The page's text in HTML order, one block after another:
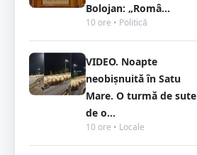
Bolojan: „Româ...
10 ore • Politică
VIDEO. Noapte
neobișnuită în Satu
Mare. O turmă de sute
de o...
10 ore • Locale